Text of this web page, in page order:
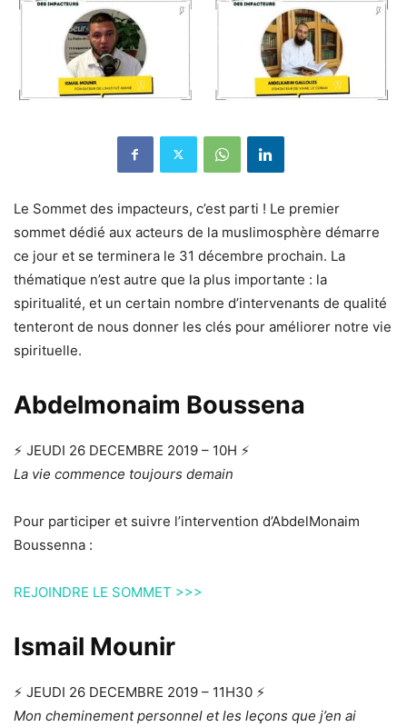
Le Sommet des impacteurs, c’est parti ! Le premier
sommet dédié aux acteurs de la muslimosphère démarre
ce jour et se terminera le 31 décembre prochain. La
thématique n’est autre que la plus importante : la
spiritualité, et un certain nombre d’intervenants de qualité
tenteront de nous donner les clés pour améliorer notre vie
spirituelle.
Abdelmonaim Boussena
⚡️ JEUDI 26 DECEMBRE 2019 – 10H ⚡️
La vie commence toujours demain
Pour participer et suivre l’intervention d’AbdelMonaim
Boussenna :
REJOINDRE LE SOMMET >>>
Ismail Mounir
⚡️ JEUDI 26 DECEMBRE 2019 – 11H30 ⚡️
Mon cheminement personnel et les leçons que j’en ai